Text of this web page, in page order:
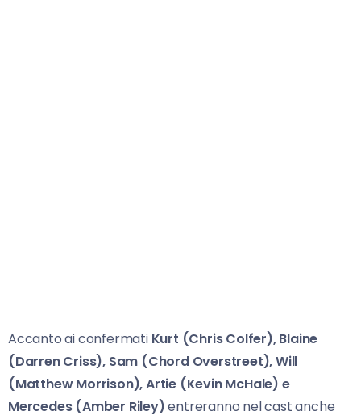
Accanto ai confermati Kurt (Chris Colfer), Blaine
(Darren Criss), Sam (Chord Overstreet), Will
(Matthew Morrison), Artie (Kevin McHale) e
Mercedes (Amber Riley)entreranno nel cast anche